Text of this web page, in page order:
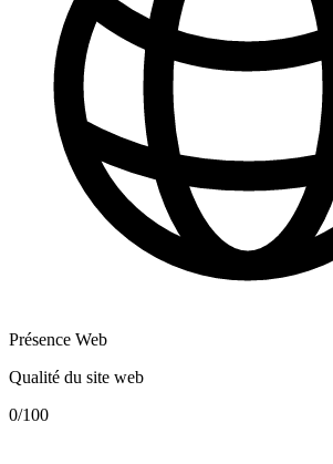
Présence Web
Qualité du site web
0/100